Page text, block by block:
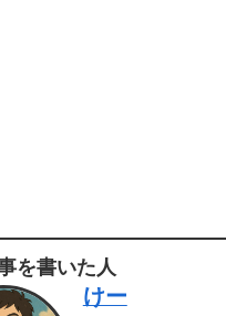
を書いた人
けー